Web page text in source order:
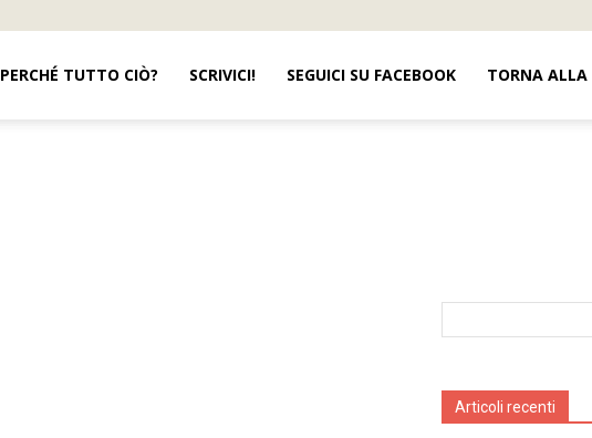
PERCHÉ TUTTO CIÒ? SCRIVICI! SEGUICI SU FACEBOOK TORNA ALLA
Articoli recenti